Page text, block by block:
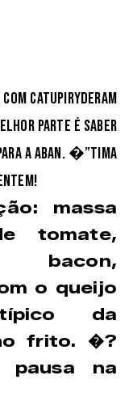
com catupiryderam
parte é saber
a ABAN. �”tima
massa
tomate,
o queijo
da
frito. �?
na